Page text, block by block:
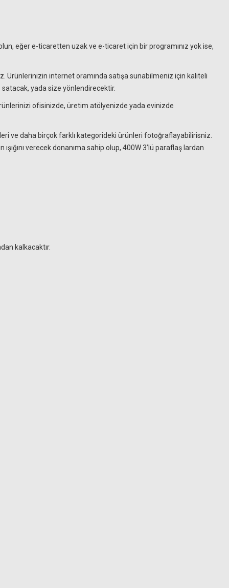
eğer e-ticaretten uzak ve e-ticaret için bir programınız yok ise,
Ürünlerinizin internet oramında satışa sunabilmeniz için kaliteli
yada size yönlendirecektir.
ofisinizde, üretim atölyenizde yada evinizde
ve daha birçok farklı kategorideki ürünleri fotoğraflayabilirisniz.
verecek donanıma sahip olup, 400W 3’lü paraflaş lardan
kalkacaktır.